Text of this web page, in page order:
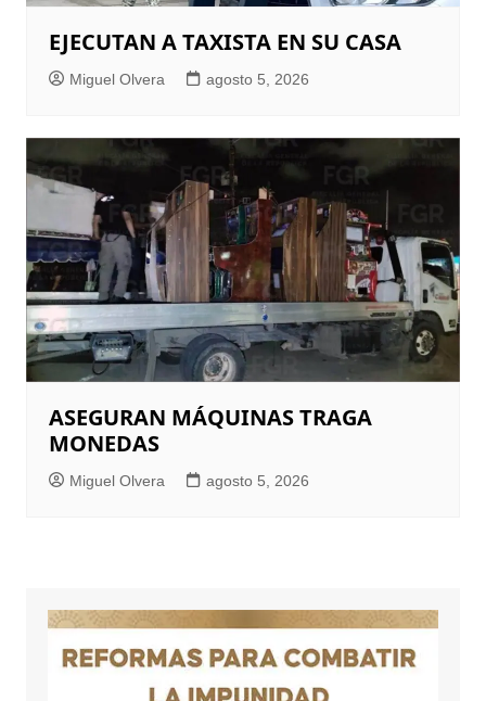
EJECUTAN A TAXISTA EN SU CASA
Miguel Olvera agosto 5, 2026
ASEGURAN MÁQUINAS TRAGA
MONEDAS
Miguel Olvera agosto 5, 2026